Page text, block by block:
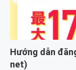
Hướng dẫn
net)